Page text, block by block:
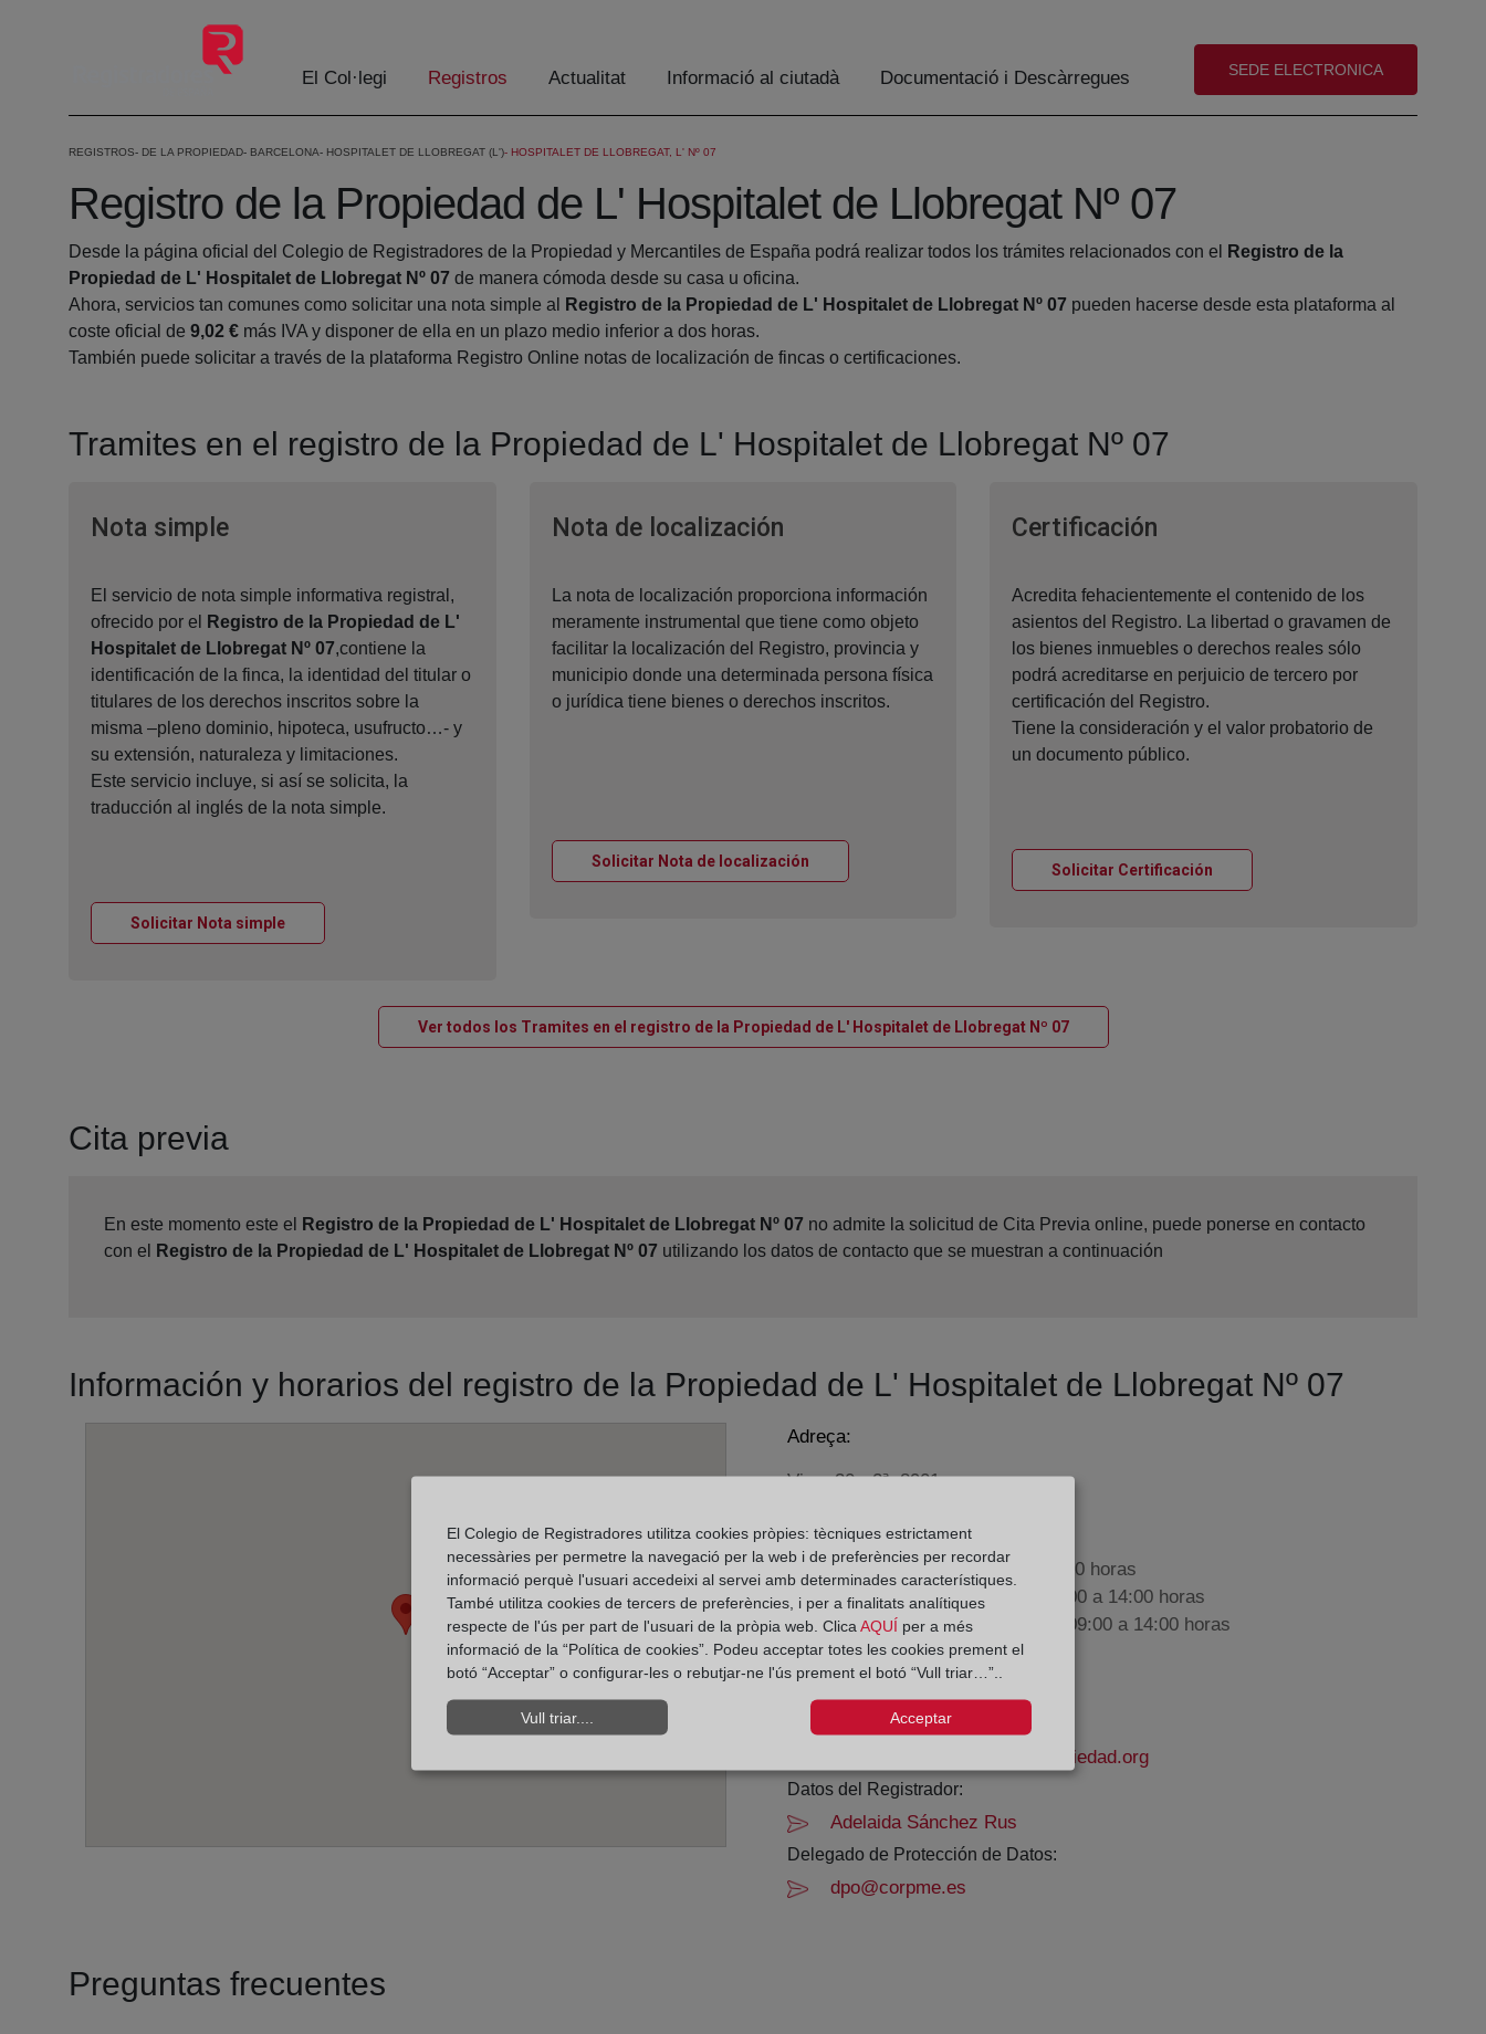
Salta al contingut principal
El Col·legi Registros Actualitat Informació al ciutadà Documentació i Descàrregues (abre en nueva ventana)
SEDE ELECTRONICA
REGISTROS DE LA PROPIEDAD BARCELONA HOSPITALET DE LLOBREGAT (L') HOSPITALET DE LLOBREGAT, L' Nº 07
Registro de la Propiedad de L' Hospitalet de Llobregat Nº 07
Desde la página oficial del Colegio de Registradores de la Propiedad y Mercantiles de España podrá realizar todos los trámites relacionados con el
Registro de la
Propiedad de L' Hospitalet de Llobregat Nº 07 de manera cómoda desde su casa u oficina.
Ahora, servicios tan comunes como solicitar una nota simple al
Registro de la Propiedad de L' Hospitalet de Llobregat Nº 07 pueden hacerse desde esta plataforma al
coste oficial de 9,02 € más IVA y disponer de ella en un plazo medio inferior a dos horas.
También puede solicitar a través de la plataforma Registro Online notas de localización de fincas o certificaciones.
Tramites en el registro de la Propiedad de L' Hospitalet de Llobregat Nº 07
Nota simpleVentana nueva
El servicio de nota simple informativa registral,
ofrecido por el
Registro de la Propiedad de L'
Hospitalet de Llobregat Nº 07,contiene la
identificación de la finca, la identidad del titular o
titulares de los derechos inscritos sobre la
misma –pleno dominio, hipoteca, usufructo…- y
su extensión, naturaleza y limitaciones.
Este servicio incluye, si así se solicita, la
traducción al inglés de la nota simple.
Solicitar Nota simpleVentana nueva
Nota de localizaciónVentana nueva
La nota de localización proporciona información
meramente instrumental que tiene como objeto
facilitar la localización del Registro, provincia y
municipio donde una determinada persona física
o jurídica tiene bienes o derechos inscritos.
Solicitar Nota de localizaciónVentana nueva
Certificación
Acredita fehacientemente el contenido de los
asientos del Registro. La libertad o gravamen de
los bienes inmuebles o derechos reales sólo
podrá acreditarse en perjuicio de tercero por
certificación del Registro.
Tiene la consideración y el valor probatorio de
un documento público.
Solicitar Certificación
Ver todos los Tramites en el registro de la Propiedad de L' Hospitalet de Llobregat Nº 07Ventana nueva
Cita previa
En este momento este el Registro de la Propiedad de L' Hospitalet de Llobregat Nº 07 no admite la solicitud de Cita Previa online, puede ponerse en contacto
con el
Registro de la Propiedad de L' Hospitalet de Llobregat Nº 07 utilizando los datos de contacto que se muestran a continuación
Información y horarios del registro de la Propiedad de L' Hospitalet de Llobregat Nº 07
Adreça:
Vigo, 30 - 2ª, 8901
Horario:
De lunes a viernes de 09:00 a 17:00 horas
Agosto: De lunes a viernes de 09:00 a 14:00 horas
Los días 24 y 31 de diciembre de 09:00 a 14:00 horas
Datos de contacto:
(93) 337 04 71
hospitalet7@registrodelapropiedad.org
Datos del Registrador:
Adelaida Sánchez Rus
Delegado de Protección de Datos:
dpo@corpme.es
Preguntas frecuentes
El Colegio de Registradores utilitza cookies pròpies: tècniques estrictament
necessàries per permetre la navegació per la web i de preferències per recordar
informació perquè l'usuari accedeixi al servei amb determinades característiques.
També utilitza cookies de tercers de preferències, i per a finalitats analítiques
respecte de l'ús per part de l'usuari de la pròpia web. Clica AQUÍ per a més
informació de la “Política de cookies”. Podeu acceptar totes les cookies prement el
botó “Acceptar” o configurar-les o rebutjar-ne l'ús prement el botó “Vull triar…”..
Vull triar.... Acceptar